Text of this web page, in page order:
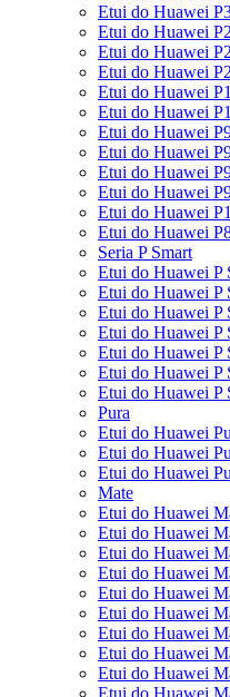
Etui do Huawei
Etui do Huawei
Etui do Huawei
Etui do Huawei
Etui do Huawei
Etui do Huawei
Etui do Huawei
Etui do Huawei
Etui do Huawei
Etui do Huawei
Etui do Huawei
Etui do Huawei
Seria P Smart
Etui do Huawei P
Etui do Huawei P
Etui do Huawei P
Etui do Huawei P
Etui do Huawei P
Etui do Huawei P
Etui do Huawei P
Pura
Etui do Huawei
Etui do Huawei
Etui do Huawei
Mate
Etui do Huawei
Etui do Huawei
Etui do Huawei
Etui do Huawei
Etui do Huawei
Etui do Huawei
Etui do Huawei
Etui do Huawei
Etui do Huawei
Etui do Huawei